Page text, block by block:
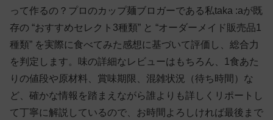
って作るの？プロのカップ麺ブロガーである私taka :aが既
存の “おすすめセレクト3種類” と “オーダーメイド販売品1
種類” を実際に食べてみた感想に基づいて評価し、総合力
を判定します。味の詳細なレビューはもちろん、1食あた
りの値段や原材料、賞味期限、混雑状況（待ち時間）な
ど、確かな情報を踏まえながら誰よりも詳しくリポートし
て丁寧に解説しているので、お時間よろしければ最後まで